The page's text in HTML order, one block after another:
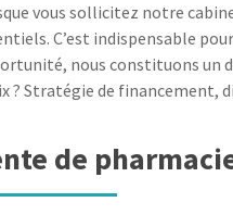
vous sollicitez notre
C’est indispensable
nous constituons un
? Stratégie de financement,
de